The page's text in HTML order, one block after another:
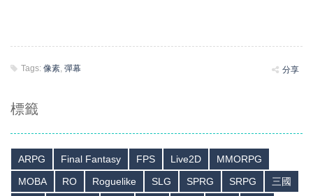
Tags: 像素, 彈幕 分享
標籤
ARPG Final Fantasy FPS Live2D
MMORPG
MOBA
RO Roguelike SLG SPRG SRPG
三國